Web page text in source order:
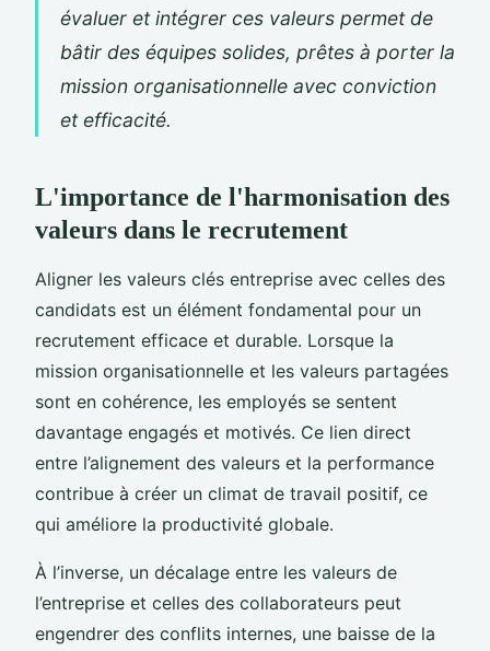
évaluer et intégrer ces valeurs permet de
bâtir des équipes solides, prêtes à porter la
mission organisationnelle avec conviction
et efficacité.
L'importance de l'harmonisation des
valeurs dans le recrutement
Aligner les valeurs clés entreprise avec celles des
candidats est un élément fondamental pour un
recrutement efficace et durable. Lorsque la
mission organisationnelle et les valeurs partagées
sont en cohérence, les employés se sentent
davantage engagés et motivés. Ce lien direct
entre l’alignement des valeurs et la performance
contribue à créer un climat de travail positif, ce
qui améliore la productivité globale.
À l’inverse, un décalage entre les valeurs de
l’entreprise et celles des collaborateurs peut
engendrer des conflits internes, une baisse de la